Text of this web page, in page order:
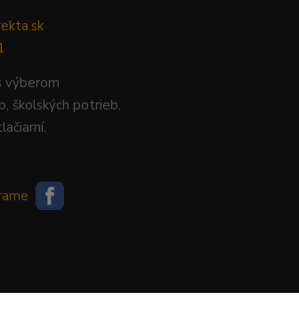
výberom
školských potrieb,